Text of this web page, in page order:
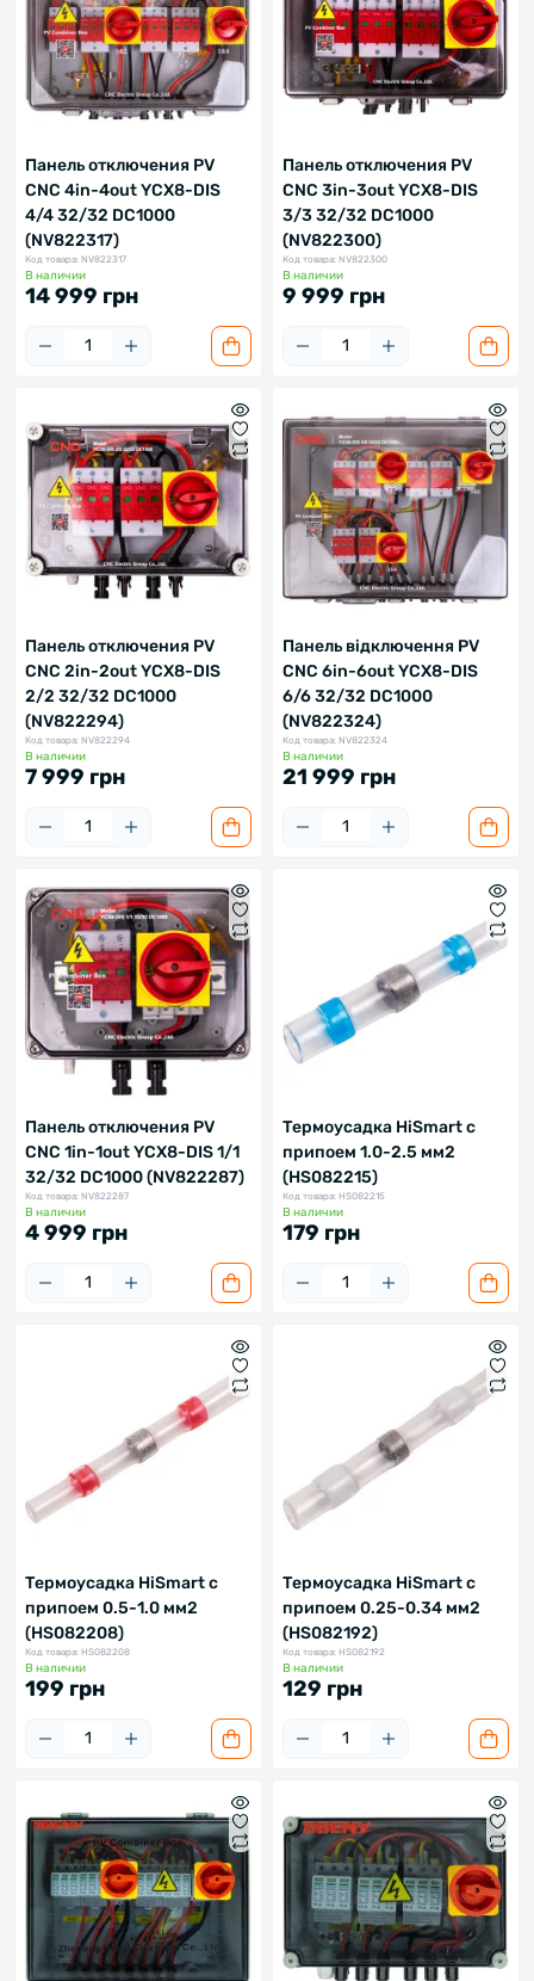
Панель отключения PV
CNC 4in-4out YCX8-DIS
4/4 32/32 DC1000
(NV822317)
Код товара: NV822317
В наличии
14 999 грн
Панель отключения PV
CNC 3in-3out YCX8-DIS
3/3 32/32 DC1000
(NV822300)
Код товара: NV822300
В наличии
9 999 грн
Панель отключения PV
CNC 2in-2out YCX8-DIS
2/2 32/32 DC1000
(NV822294)
Код товара: NV822294
В наличии
7 999 грн
Панель відключення PV
CNC 6in-6out YCX8-DIS
6/6 32/32 DC1000
(NV822324)
Код товара: NV822324
В наличии
21 999 грн
Панель отключения PV
CNC 1in-1out YCX8-DIS 1/1
32/32 DC1000 (NV822287)
Код товара: NV822287
В наличии
4 999 грн
Термоусадка HiSmart с
припоем 1.0-2.5 мм2
(HS082215)
Код товара: HS082215
В наличии
179 грн
Термоусадка HiSmart с
припоем 0.5-1.0 мм2
(HS082208)
Код товара: HS082208
В наличии
199 грн
Термоусадка HiSmart с
припоем 0.25-0.34 мм2
(HS082192)
Код товара: HS082192
В наличии
129 грн